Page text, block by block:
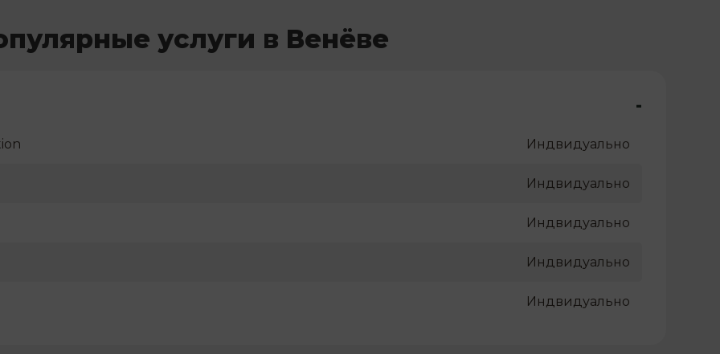
услуги в Венёве
-
Индвидуально
Индвидуально
Индвидуально
Индвидуально
Индвидуально